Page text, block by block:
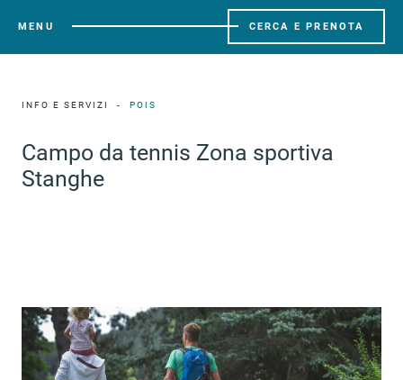
MENU CERCA E PRENOTA
INFO E SERVIZI POIS
Campo da tennis Zona sportiva
Stanghe